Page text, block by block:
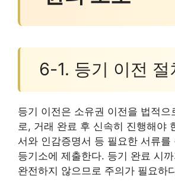
6-1. 등기 이전 절
등기 이전은 소유권 이전을 법적으
로, 거래 완료 후 신속히 진행해야
서와 인감증명서 등 필요한 서류를
등기소에 제출한다. 등기 완료 시
완전하지 않으므로 주의가 필요하